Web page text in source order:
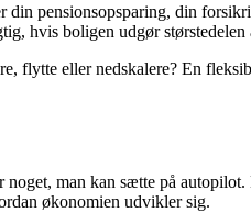
pensionsopsparing, din
hvis boligen udgør størstedelen
eller nedskalere? En
man kan sætte på
økonomien udvikler sig.